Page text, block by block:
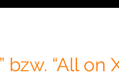
bzw. “All on